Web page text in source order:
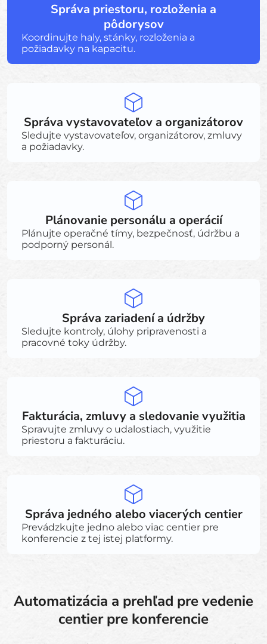
Správa priestoru, rozloženia a
pôdorysov
Koordinujte haly, stánky, rozloženia a
požiadavky na kapacitu.
Správa vystavovateľov a organizátorov
Sledujte vystavovateľov, organizátorov, zmluvy
a požiadavky.
Plánovanie personálu a operácií
Plánujte operačné tímy, bezpečnosť, údržbu a
podporný personál.
Správa zariadení a údržby
Sledujte kontroly, úlohy pripravenosti a
pracovné toky údržby.
Fakturácia, zmluvy a sledovanie využitia
Spravujte zmluvy o udalostiach, využitie
priestoru a fakturáciu.
Správa jedného alebo viacerých centier
Prevádzkujte jedno alebo viac centier pre
konferencie z tej istej platformy.
Automatizácia a prehľad pre vedenie
centier pre konferencie